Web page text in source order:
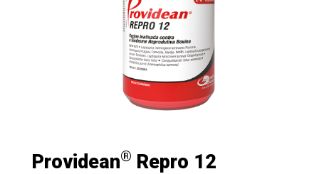
Providean® Repro 12